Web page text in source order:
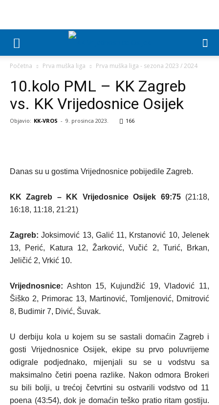
Početna Prva muška liga Prva muška liga - sezona 2023 / 2024
10.kolo PML – KK Zagreb
vs. KK Vrijedosnice Osijek
Objavio: KK-VROS - 9. prosinca 2023. 166
Danas su u gostima Vrijednosnice pobijedile Zagreb.
KK Zagreb – KK Vrijedosnice Osijek 69:75(21:18,
16:18, 11:18, 21:21)
Zagreb: Joksimović 13, Galić 11, Krstanović 10, Jelenek
13, Perić, Katura 12, Žarković, Vučić 2, Turić, Brkan,
Jeličić 2, Vrkić 10.
Vrijednosnice: Ashton 15, Kujundžić 19, Vladović 11,
Šiško 2, Primorac 13, Martinović, Tomljenović, Dmitrović
8, Budimir 7, Divić, Šuvak.
U derbiju kola u kojem su se sastali domaćin Zagreb i
gosti Vrijednosnice Osijek, ekipe su prvo poluvrijeme
odigrale podjednako, mijenjali su se u vodstvu sa
maksimalno četiri poena razlike. Nakon odmora Brokeri
su bili bolji, u trećoj četvrtini su ostvarili vodstvo od 11
poena (43:54), dok je domaćin teško pratio ritam gostiju.